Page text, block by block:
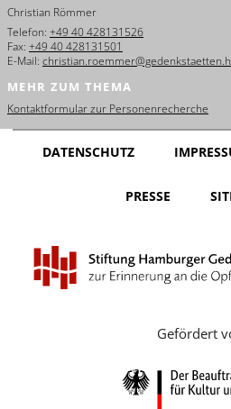
Français
Dansk
Español
Nederlands
Português
Русский
Christian Römmer
Telefon: +49 40 428131526
Fax: +49 40 428131501
E-Mail:
MEHR ZUM THEMA
Kontaktformular zur Personenrecherche
DATENSCHUTZ
PRESSE
Gefördert